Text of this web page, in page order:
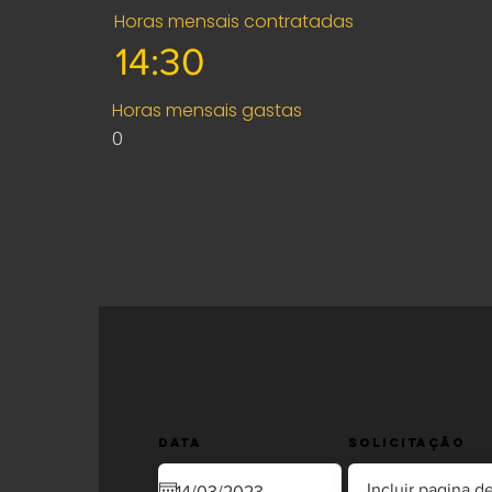
Horas mensais contratadas
Horas mensais gastas
0
Data Solicitação